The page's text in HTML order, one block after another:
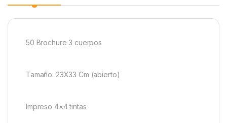
50 Brochure 3 cuerpos
Tamaño: 23X33 Cm (abierto)
Impreso 4×4 tintas